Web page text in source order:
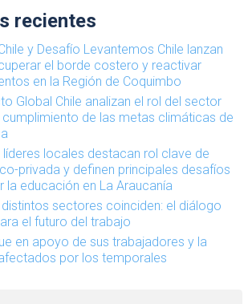
recientes
y Desafío Levantemos Chile lanzan
el borde costero y reactivar
en la Región de Coquimbo
Global Chile analizan el rol del sector
cumplimiento de las metas climáticas de
líderes locales destacan rol clave de
privada y definen principales desafíos
la educación en La Araucanía
sectores coinciden: el diálogo
el futuro del trabajo
en apoyo de sus trabajadores y la
por los temporales